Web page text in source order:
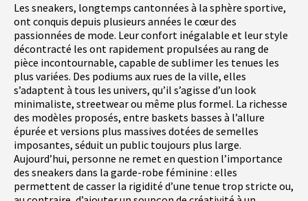
Les sneakers, longtemps cantonnées à la sphère sportive,
ont conquis depuis plusieurs années le cœur des
passionnées de mode. Leur confort inégalable et leur style
décontracté les ont rapidement propulsées au rang de
pièce incontournable, capable de sublimer les tenues les
plus variées. Des podiums aux rues de la ville, elles
s’adaptent à tous les univers, qu’il s’agisse d’un look
minimaliste, streetwear ou même plus formel. La richesse
des modèles proposés, entre baskets basses à l’allure
épurée et versions plus massives dotées de semelles
imposantes, séduit un public toujours plus large.
Aujourd’hui, personne ne remet en question l’importance
des sneakers dans la garde-robe féminine : elles
permettent de casser la rigidité d’une tenue trop stricte ou,